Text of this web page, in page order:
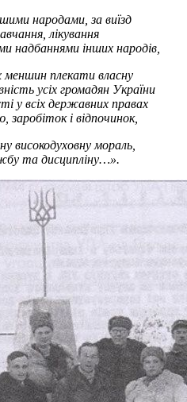
народами, за виїзд
лікування
надбаннями інших народів,
меншин плекати власну
усіх громадян України
у всіх державних правах
заробіток і відпочинок,
високодуховну мораль,
та дисципліну…».